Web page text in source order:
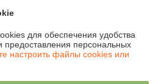
для обеспечения удобства
предоставления персональных
настроить файлы cookies или